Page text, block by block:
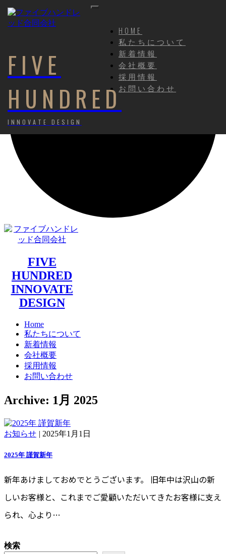
FIVE
HUNDRED
INNOVATE DESIGN
HOME
私たちについて
新着情報
会社概要
採用情報
お問い合わせ
FIVE
HUNDRED
INNOVATE
DESIGN
Home
私たちについて
新着情報
会社概要
採用情報
お問い合わせ
Archive: 1月 2025
お知らせ | 2025年1月1日
2025年 謹賀新年
新年あけましておめでとうございます。 旧年中は沢山の新
しいお客様と、これまでご愛顧いただいてきたお客様に支え
られ、心より…
検索